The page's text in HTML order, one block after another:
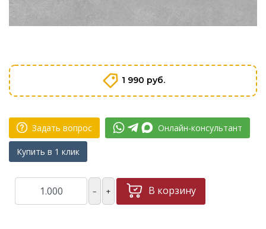
1 990 руб.
Задать вопрос Онлайн-консультант
Купить в 1 клик
– + В корзину